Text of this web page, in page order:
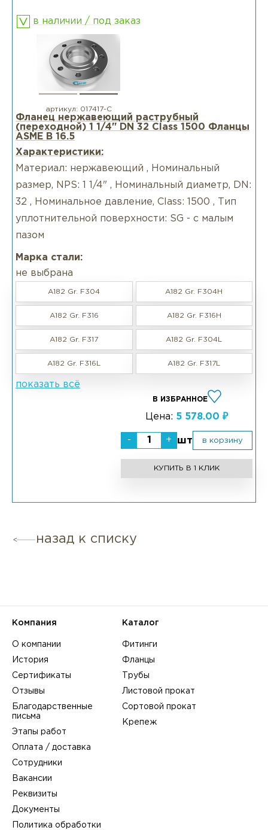
в наличии / под заказ
артикул: 017417-С
Фланец нержавеющий раструбный
(переходной) 1 1/4" DN 32 Class 1500 Фланцы
ASME B 16.5
Характеристики:
Материал: нержавеющий , Номинальный
размер, NPS: 1 1/4" , Номинальный диаметр, DN:
32 , Номинальное давление, Class: 1500 , Тип
уплотнительной поверхности: SG - с малым
пазом
Марка стали:
не выбрана
A182 Gr. F304 A182 Gr. F304H
A182 Gr. F316 A182 Gr. F316H
A182 Gr. F317 A182 Gr. F304L
A182 Gr. F316L A182 Gr. F317L
показать всё
В ИЗБРАННОЕ
Цена: 5 578.00 ₽
- + шт в корзину
КУПИТЬ В 1 КЛИК
назад к списку
Компания
О компании
История
Сертификаты
Отзывы
Благодарственные
письма
Этапы работ
Оплата / доставка
Сотрудники
Вакансии
Реквизиты
Документы
Политика обработки
Каталог
Фитинги
Фланцы
Трубы
Листовой прокат
Сортовой прокат
Крепеж